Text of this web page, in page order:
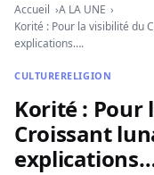
Accueil
A LA UNE
Korité : Pour la visibilité du
explications….
CULTURERELIGION
Korité : Pour
Croissant